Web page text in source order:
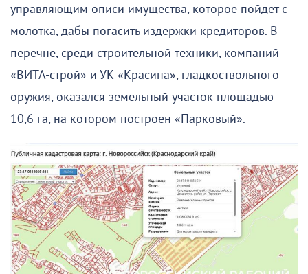
управляющим описи имущества, которое пойдет с
молотка, дабы погасить издержки кредиторов. В
перечне, среди строительной техники, компаний
«ВИТА-строй» и УК «Красина», гладкоствольного
оружия, оказался земельный участок площадью
10,6 га, на котором построен «Парковый».